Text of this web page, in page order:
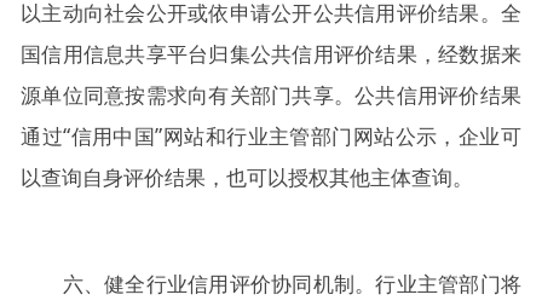
以主动向社会公开或依申请公开公共信用评价结果。全
国信用信息共享平台归集公共信用评价结果，经数据来
源单位同意按需求向有关部门共享。公共信用评价结果
通过“信用中国”网站和行业主管部门网站公示，企业可
以查询自身评价结果，也可以授权其他主体查询。
六、健全行业信用评价协同机制。行业主管部门将